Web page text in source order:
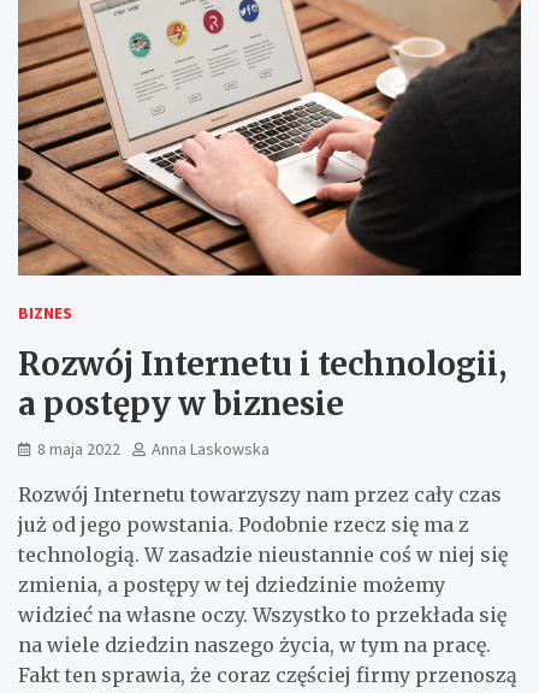
BIZNES
Rozwój Internetu i technologii,
a postępy w biznesie
8 maja 2022 Anna Laskowska
Rozwój Internetu towarzyszy nam przez cały czas
już od jego powstania. Podobnie rzecz się ma z
technologią. W zasadzie nieustannie coś w niej się
zmienia, a postępy w tej dziedzinie możemy
widzieć na własne oczy. Wszystko to przekłada się
na wiele dziedzin naszego życia, w tym na pracę.
Fakt ten sprawia, że coraz częściej firmy przenoszą